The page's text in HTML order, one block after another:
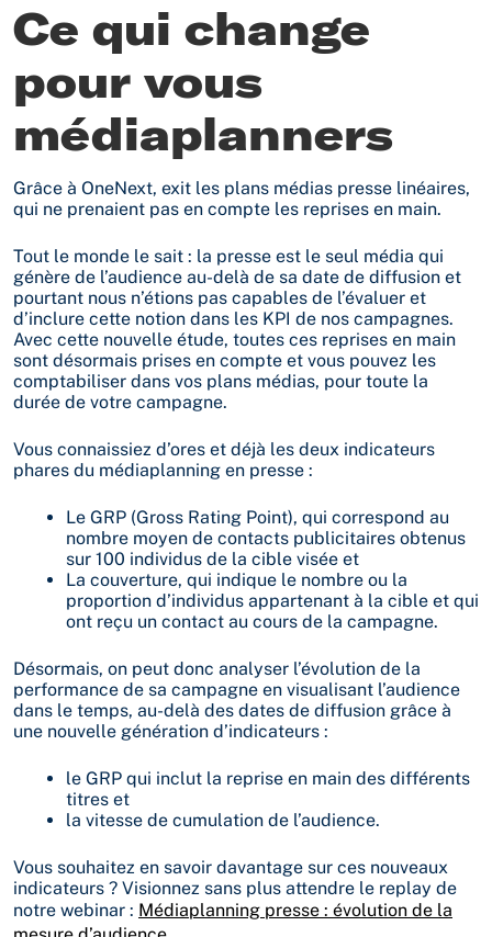
Ce qui change
pour vous
médiaplanners
Grâce à OneNext, exit les plans médias presse linéaires,
qui ne prenaient pas en compte les reprises en main.
Tout le monde le sait : la presse est le seul média qui
génère de l’audience au-delà de sa date de diffusion et
pourtant nous n’étions pas capables de l’évaluer et
d’inclure cette notion dans les KPI de nos campagnes.
Avec cette nouvelle étude, toutes ces reprises en main
sont désormais prises en compte et vous pouvez les
comptabiliser dans vos plans médias, pour toute la
durée de votre campagne.
Vous connaissiez d’ores et déjà les deux indicateurs
phares du médiaplanning en presse :
Le GRP (Gross Rating Point), qui correspond au
nombre moyen de contacts publicitaires obtenus
sur 100 individus de la cible visée et
La couverture, qui indique le nombre ou la
proportion d’individus appartenant à la cible et qui
ont reçu un contact au cours de la campagne.
Désormais, on peut donc analyser l’évolution de la
performance de sa campagne en visualisant l’audience
dans le temps, au-delà des dates de diffusion grâce à
une nouvelle génération d’indicateurs :
le GRP qui inclut la reprise en main des différents
titres et
la vitesse de cumulation de l’audience.
Vous souhaitez en savoir davantage sur ces nouveaux
indicateurs ? Visionnez sans plus attendre le replay de
notre webinar : Médiaplanning presse : évolution de la